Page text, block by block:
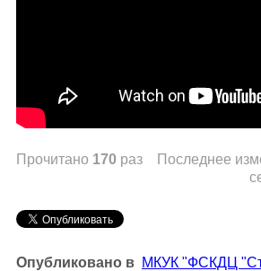
Прочитано 170 раз
Последнее
Опубликовано в МКУК "ФСКДЦ